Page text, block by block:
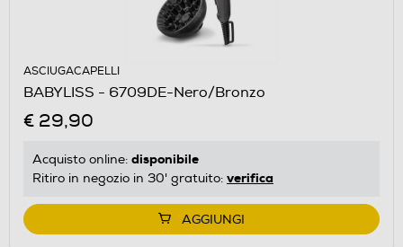
ASCIUGACAPELLI
BABYLISS - 6709DE-Nero/Bronzo
€ 29,90
Acquisto online: disponibile
Ritiro in negozio in 30' gratuito: verifica
AGGIUNGI